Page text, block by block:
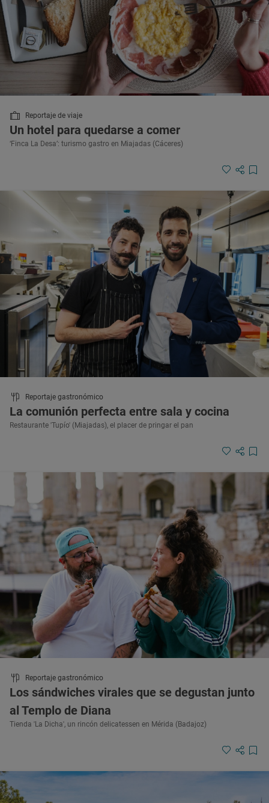
Reportaje de viaje
Un hotel para quedarse a comer
‘Finca La Desa’: turismo gastro en Miajadas (Cáceres)
Reportaje gastronómico
La comunión perfecta entre sala y cocina
Restaurante 'Tupío' (Miajadas), el placer de pringar el pan
Reportaje gastronómico
Los sándwiches virales que se degustan junto
al Templo de Diana
Tienda 'La Dicha', un rincón delicatessen en Mérida (Badajoz)